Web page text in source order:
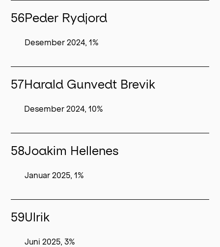
56Peder Rydjord
Desember 2024, 1%
57Harald Gunvedt Brevik
Desember 2024, 10%
58Joakim Hellenes
Januar 2025, 1%
59Ulrik
Juni 2025, 3%